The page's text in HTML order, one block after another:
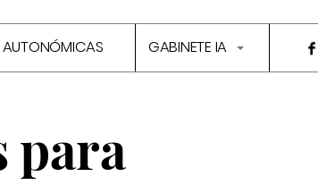
AUTONÓMICAS GABINETE IA
para